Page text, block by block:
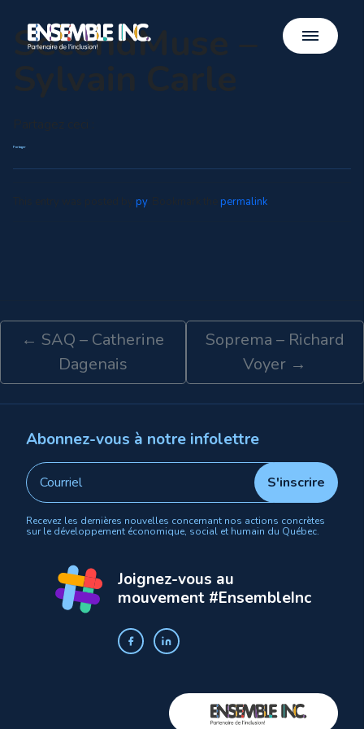
SecondMuse –
Partager
py. Bookmark the permalink
← SAQ – Catherine
Dagenais
Soprema – Richard
Voyer →
Abonnez-vous à notre infolettre
Recevez les dernières nouvelles concernant nos actions concrètes
sur le développement économique, social et humain du Québec.
Joignez-vous au
mouvement #EnsembleInc